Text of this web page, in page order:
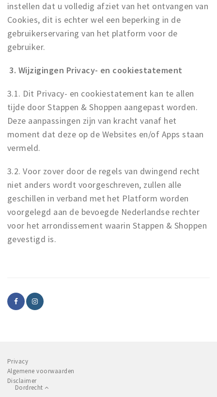
instellen dat u volledig afziet van het ontvangen van
Cookies, dit is echter wel een beperking in de
gebruikerservaring van het platform voor de
gebruiker.
3. Wijzigingen Privacy- en cookiestatement
3.1. Dit Privacy- en cookiestatement kan te allen
tijde door Stappen & Shoppen aangepast worden.
Deze aanpassingen zijn van kracht vanaf het
moment dat deze op de Websites en/of Apps staan
vermeld.
3.2. Voor zover door de regels van dwingend recht
niet anders wordt voorgeschreven, zullen alle
geschillen in verband met het Platform worden
voorgelegd aan de bevoegde Nederlandse rechter
voor het arrondissement waarin Stappen & Shoppen
gevestigd is.
Privacy
Algemene voorwaarden
Disclaimer
Dordrecht